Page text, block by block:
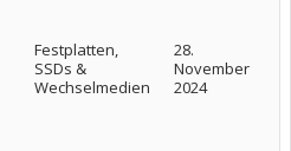
Festplatten,
SSDs &
Wechselmedien
28.
November
2024